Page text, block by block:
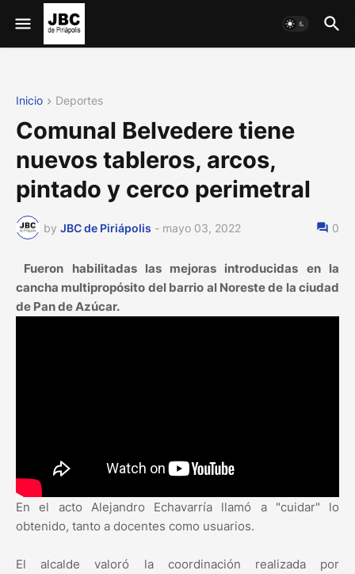
Inicio Deportes
Comunal Belvedere tiene
nuevos tableros, arcos,
pintado y cerco perimetral
by JBC de Piriápolis - mayo 03, 2022 0
Fueron habilitadas las mejoras introducidas en la
cancha multipropósito del barrio al Noreste de la ciudad
de Pan de Azúcar.
En el acto Alejandro Echavarría llamó a "cuidar" lo
obtenido, tanto a docentes como usuarios.
El alcalde valoró la coordinación realizada por